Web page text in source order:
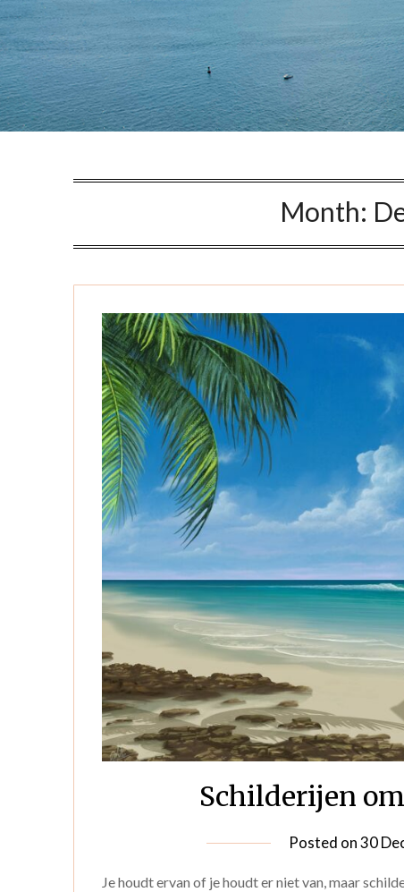
Month:
Schilderijen
Posted on30
Je houdt ervan of je houdt er niet van, maar